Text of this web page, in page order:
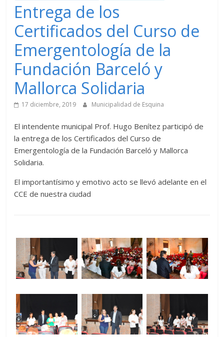
Entrega de los
Certificados del Curso de
Emergentología de la
Fundación Barceló y
Mallorca Solidaria
17 diciembre, 2019 Municipalidad de Esquina
El intendente municipal Prof. Hugo Benítez participó de
la entrega de los Certificados del Curso de
Emergentología de la Fundación Barceló y Mallorca
Solidaria.
El importantísimo y emotivo acto se llevó adelante en el
CCE de nuestra ciudad